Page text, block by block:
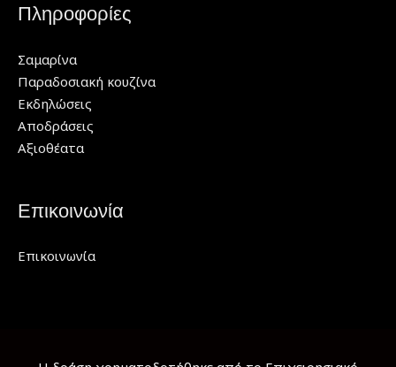
Πληροφορίες
Σαμαρίνα
Παραδοσιακή κουζίνα
Εκδηλώσεις
Αποδράσεις
Αξιοθέατα
Επικοινωνία
Επικοινωνία